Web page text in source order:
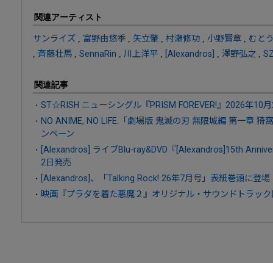
関連アーティスト
サンライズ 富野由悠季 矢立肇 村瀬修功 小野賢章
むと
斉藤壮馬 SennaRin 川上洋平 [Alexandros] 澤野弘之
関連記事
ST☆RISH ニューシングル『PRISM FOREVER!』2026年10
NO ANIME, NO LIFE.「劇場版 鬼滅の刃 無限城編 第一章 猗
ンペーン
[Alexandros] ライブBlu-ray&DVD『[Alexandros]15th
2日発売
[Alexandros]、「Talking Rock! 26年7月号」表紙巻頭に登場
映画『プラダを着た悪魔２』オリジナル・サウンドトラッ